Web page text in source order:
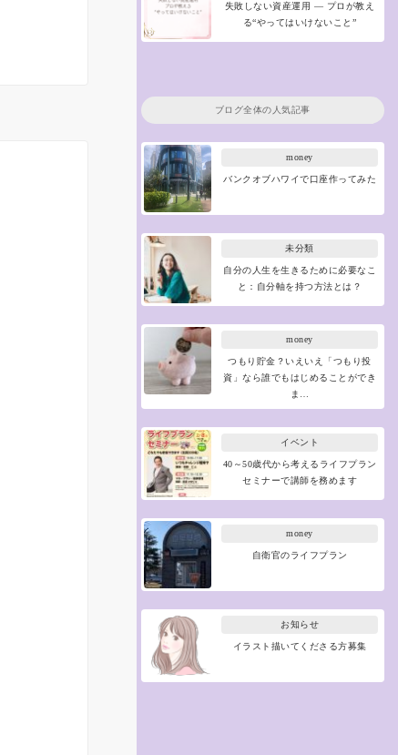
失敗しない資産運用 ― プロが教え
る“やってはいけないこと”
ブログ全体の人気記事
money
バンクオブハワイで口座作ってみた
未分類
自分の人生を生きるために必要なこ
と：自分軸を持つ方法とは？
money
つもり貯金？いえいえ「つもり投
資」なら誰でもはじめることができ
ま…
イベント
40～50歳代から考えるライフプラン
セミナーで講師を務めます
money
自衛官のライフプラン
お知らせ
イラスト描いてくださる方募集